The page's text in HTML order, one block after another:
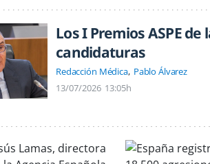
Los I Premios ASPE
candidaturas
Redacción Médica Pablo Álvarez
13/07/2026 13:05h